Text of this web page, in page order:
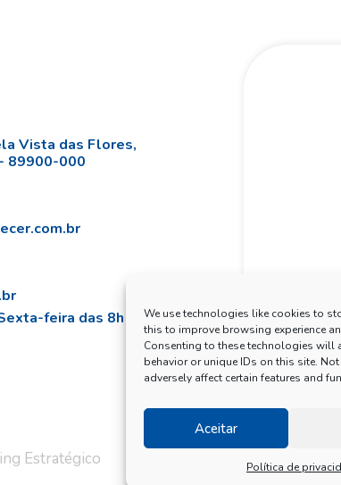
We use technologies like cookies to
this to improve browsing experience
Consenting to these technologies
behavior or unique IDs on this site.
adversely affect certain features and
Aceitar
Política de
Vista das Flores,
89900-000
feira das 8h às
Estratégico